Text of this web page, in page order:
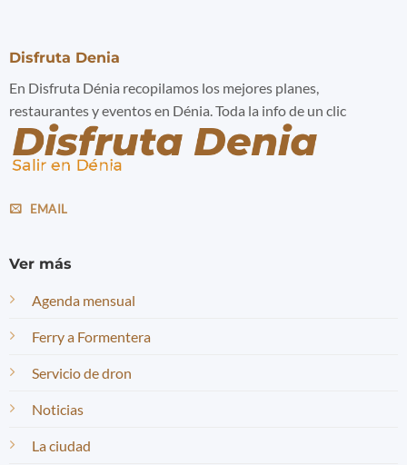
Disfruta Denia
En Disfruta Dénia recopilamos los mejores planes,
restaurantes y eventos en Dénia. Toda la info de un clic
EMAIL
Ver más
Agenda mensual
Ferry a Formentera
Servicio de dron
Noticias
La ciudad